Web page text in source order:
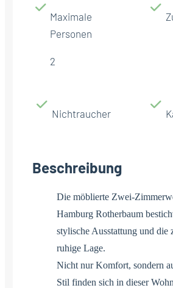
Maximale
Personen
2
Nichtraucher
Beschreibung
Die möblierte Zwei-
Hamburg Rotherbaum
stylische Ausstattung und die
ruhige Lage.
Nicht nur Komfort, sondern
Stil finden sich in dieser